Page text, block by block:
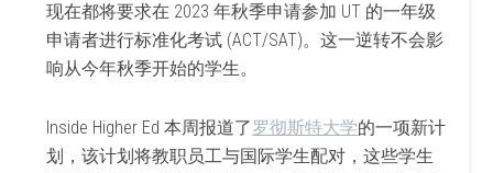
现在都将要求在 2023 年秋季申请参加 UT 的一年级
申请者进行标准化考试 (ACT/SAT)。这一逆转不会影
响从今年秋季开始的学生。
Inside Higher Ed 本周报道了罗彻斯特大学的一项新计
划，该计划将教职员工与国际学生配对，这些学生